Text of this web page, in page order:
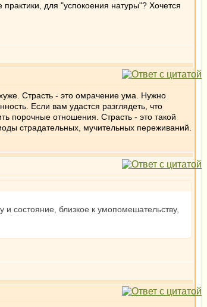
для "успокоения натуры"? Хочется
Страсть - это омрачение ума. Нужно
Если вам удастся разглядеть, что
порочные отношения. Страсть - это такой
страдательных, мучительных переживаний.
состояние, близкое к умопомешательству,